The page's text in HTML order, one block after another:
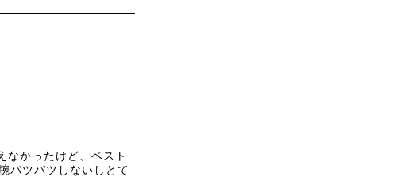
なかったけど、ベスト
パツパツしないしとて